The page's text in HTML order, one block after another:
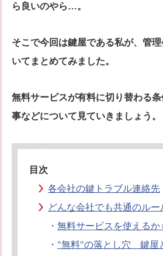
料金表
作業車紹介 イモビ
ら良いのやら…。
そこで今回は鍵屋である私が、管
いてまとめてみました。
無料サービスが有料に切り替わる
事などについて見ていきましょう。
目次
各会社の鍵トラブル連絡先
どんな会社でも共通のルー
・ 無料サービスを使えるか
・ "無料"の落とし穴 鍵屋